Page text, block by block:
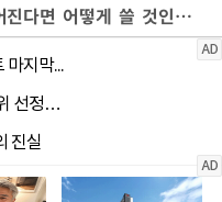
김용범 "AI 호황 초과세수로 이어진다면 어떻게 쓸 것인가 고민…'국민배당금' 환원 설계해야"(종합)